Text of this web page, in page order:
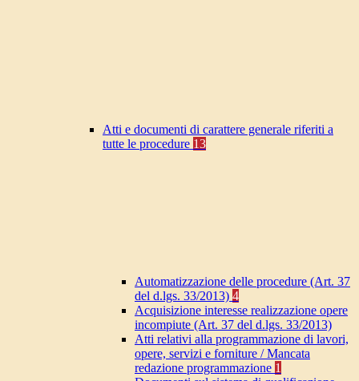
Atti e documenti di carattere generale riferiti a
tutte le procedure 13
Automatizzazione delle procedure (Art. 37
del d.lgs. 33/2013) 4
Acquisizione interesse realizzazione opere
incompiute (Art. 37 del d.lgs. 33/2013)
Atti relativi alla programmazione di lavori,
opere, servizi e forniture / Mancata
redazione programmazione 1